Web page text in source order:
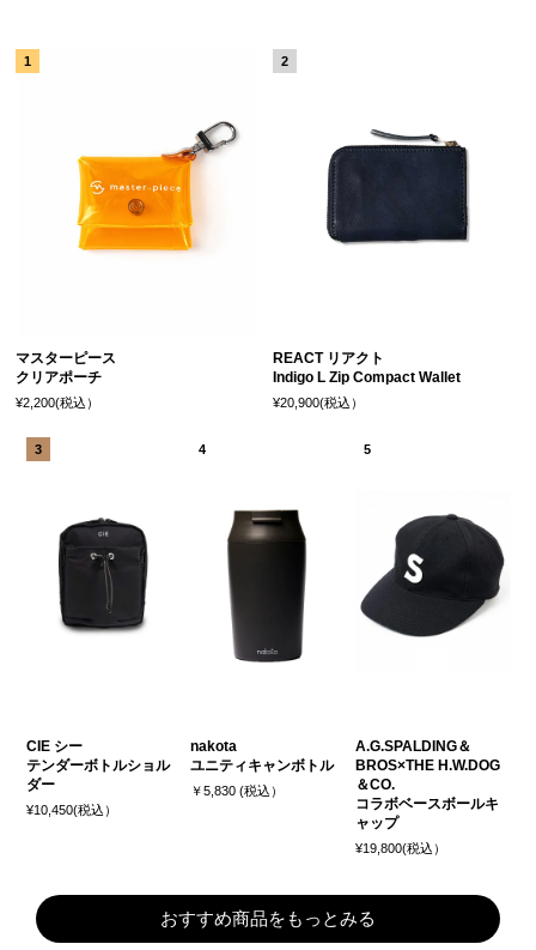
マスターピース
クリアポーチ
¥2,200(税込）
REACT リアクト
Indigo L Zip Compact Wallet
¥20,900(税込）
CIE シー
テンダーボトルショル
ダー
¥10,450(税込）
nakota
ユニティキャンボトル
￥5,830 (税込）
A.G.SPALDING＆
BROS×THE H.W.DOG
＆CO.
コラボベースボールキ
ャップ
¥19,800(税込）
おすすめ商品をもっとみる